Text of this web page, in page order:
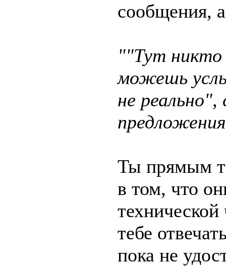
сообщения,
""Тут никто
можешь
не
Ты прямым
в том, что
тебе
пока не